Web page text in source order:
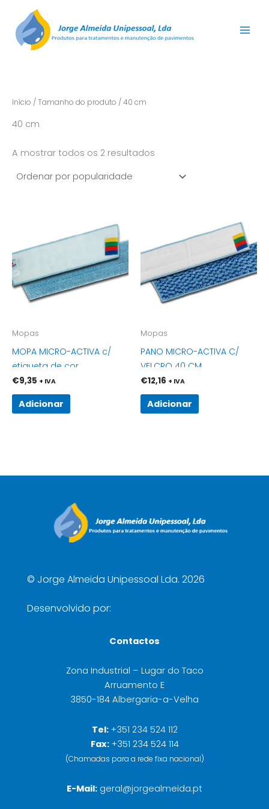
content
Início / Tamanho do produto / 40 cm
40 cm
A mostrar todos os 2 resultados
Mopas
MOPA MICRO-ACTIVA c/
etiqueta de cor
€9,35 + IVA
Adicionar
Mopas
PANO MICRO-ACTIVA C/
VELCRO 40 CM
€12,16 + IVA
Adicionar
© Jorge Almeida Unipessoal Lda. 2026
Desenvolvido por:
Contactos
Zona Industrial – Lugar do Taco
Arruamento E
3850-184 Albergaria-a-Velha
Tel: +351 234 524 112
Fax:+351 234 524 114
(Chamadas para a rede fixa nacional)
E-Mail: geral@jorgealmeida.pt